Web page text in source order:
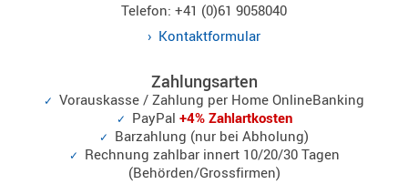
Telefon: +41 (0)61 9058040
Kontaktformular
Zahlungsarten
Vorauskasse / Zahlung per Home OnlineBanking
PayPal +4% Zahlartkosten
Barzahlung (nur bei Abholung)
Rechnung zahlbar innert 10/20/30 Tagen
(Behörden/Grossfirmen)